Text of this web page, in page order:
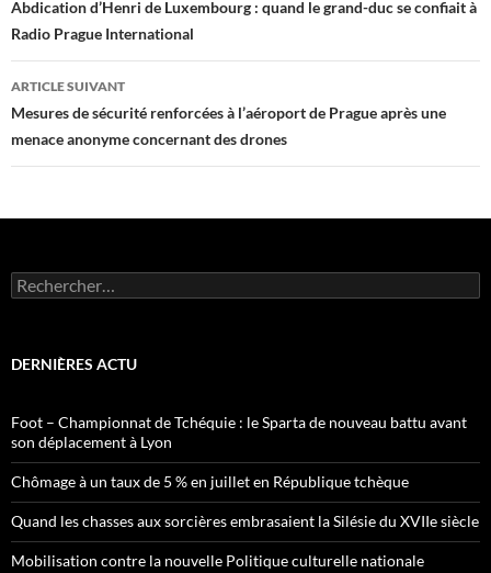
des
articles
Abdication d’Henri de Luxembourg : quand le grand-duc se confiait à
Radio Prague International
ARTICLE SUIVANT
Mesures de sécurité renforcées à l’aéroport de Prague après une
menace anonyme concernant des drones
Rechercher :
DERNIÈRES ACTU
Foot – Championnat de Tchéquie : le Sparta de nouveau battu avant
son déplacement à Lyon
Chômage à un taux de 5 % en juillet en République tchèque
Quand les chasses aux sorcières embrasaient la Silésie du XVIIe siècle
Mobilisation contre la nouvelle Politique culturelle nationale